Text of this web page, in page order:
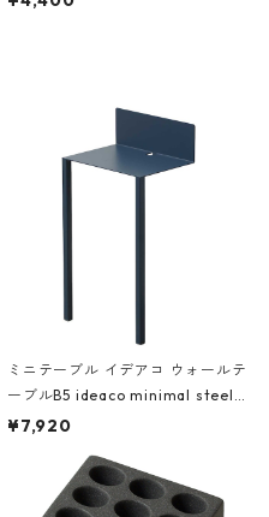
ミニテーブル イデアコ ウォールテ
ーブルB5 ideaco minimal steel f
urniture WALL Table B5 ネイビー
¥7,920